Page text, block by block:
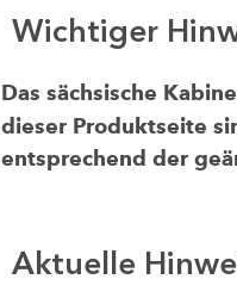
Wichtiger
Das sächsische
dieser Produktseite
entsprechend der
Aktuelle